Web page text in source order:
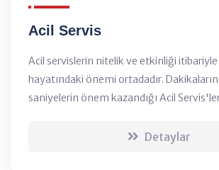
Acil Servis
Acil servislerin nitelik ve etkinliği
hayatındaki önemi ortadadır.
saniyelerin önem kazandığı Acil
doğrultuda, tedaviyi en iyi şekilde
Detaylar